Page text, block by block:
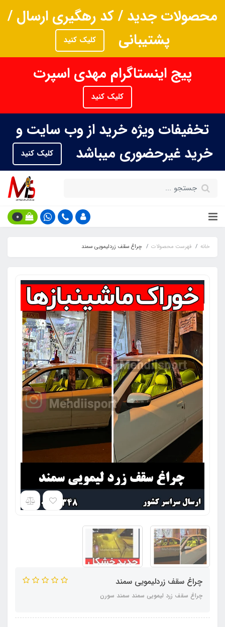
محصولات جدید / کد رهگیری ارسال /
پشتیبانی
کلیک کنید
پیج اینستاگرام مهدی اسپرت
کلیک کنید
تخفیفات ویژه خرید از وب سایت و
خرید غیرحضوری میباشد
کلیک کنید
0
خانه فهرست محصولات چراغ سقف زردلیمویی سمند
چراغ سقف زردلیمویی سمند
چراغ سقف زرد لیمویی سمند سمند سورن